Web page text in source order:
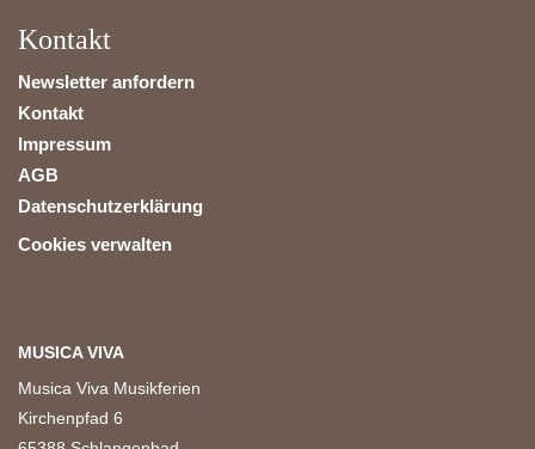
Kontakt
Newsletter anfordern
Kontakt
Impressum
AGB
Datenschutzerklärung
Cookies verwalten
MUSICA VIVA
Musica Viva Musikferien
Kirchenpfad 6